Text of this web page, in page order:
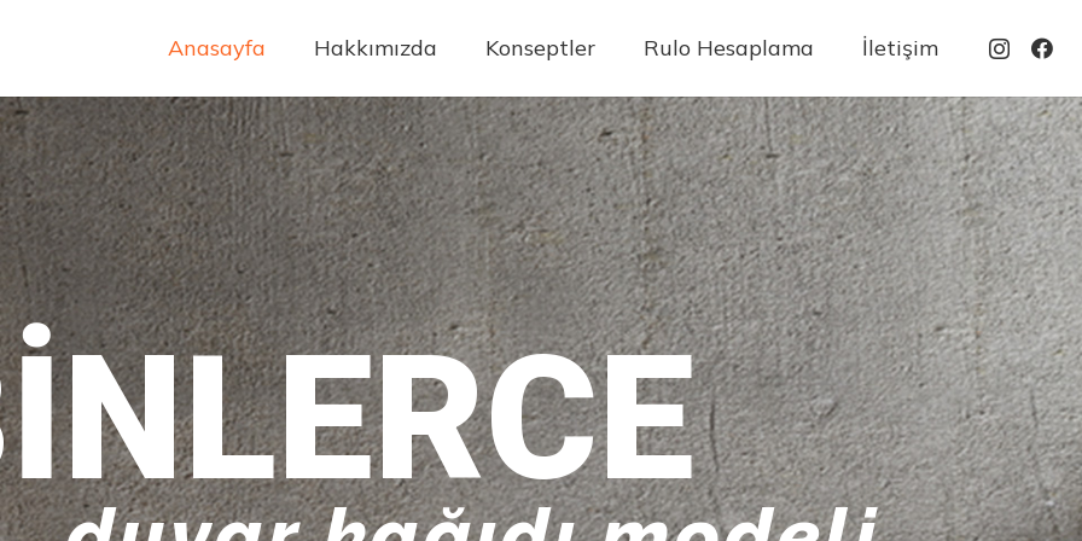
Anasayfa Hakkımızda Konseptler Rulo Hesaplama İletişim